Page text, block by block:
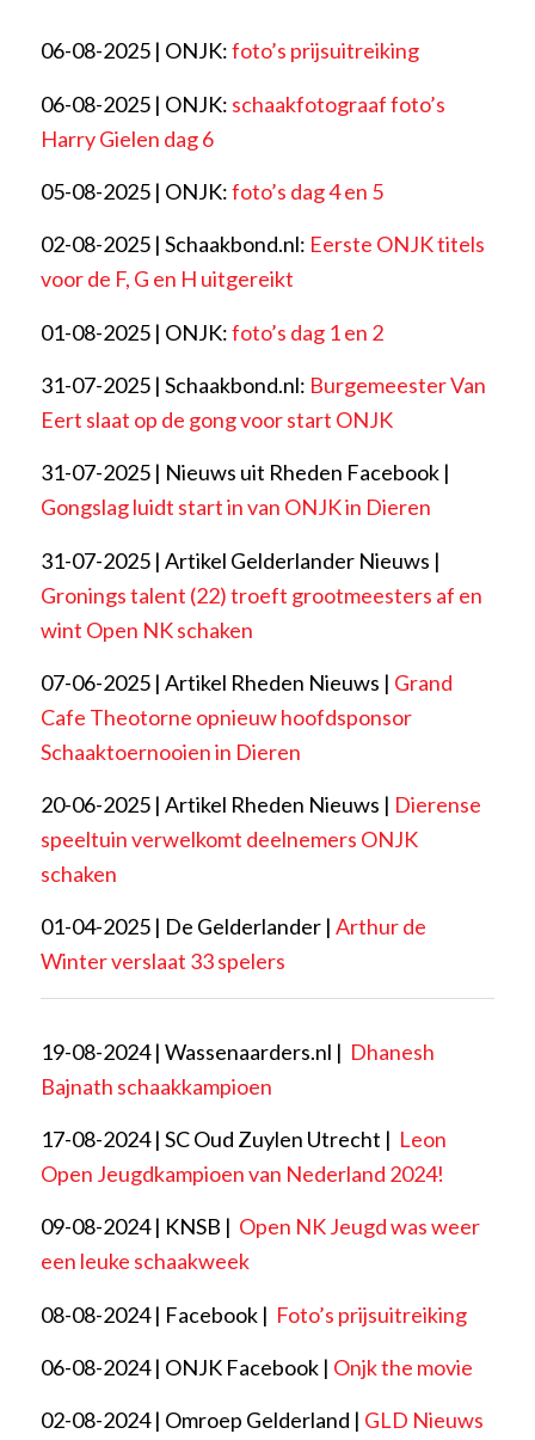
06-08-2025 | ONJK:foto’s prijsuitreiking
06-08-2025 | ONJK: schaakfotograaf foto’s
Harry Gielen dag 6
05-08-2025 | ONJK:foto’s dag 4 en 5
02-08-2025 | Schaakbond.nl: Eerste ONJK titels
voor de F, G en H uitgereikt
01-08-2025 | ONJK:foto’s dag 1 en 2
31-07-2025 | Schaakbond.nl: Burgemeester Van
Eert slaat op de gong voor start ONJK
31-07-2025 | Nieuws uit Rheden Facebook |
Gongslag luidt start in van ONJK in Dieren
31-07-2025 | Artikel Gelderlander Nieuws |
Gronings talent (22) troeft grootmeesters af en
wint Open NK schaken
07-06-2025 | Artikel Rheden Nieuws | Grand
Cafe Theotorne opnieuw hoofdsponsor
Schaaktoernooien in Dieren
20-06-2025 | Artikel Rheden Nieuws | Dierense
speeltuin verwelkomt deelnemers ONJK
schaken
01-04-2025 | De Gelderlander | Arthur de
Winter verslaat 33 spelers
19-08-2024 | Wassenaarders.nl | Dhanesh
Bajnath schaakkampioen
17-08-2024 | SC Oud Zuylen Utrecht | Leon
Open Jeugdkampioen van Nederland 2024!
09-08-2024 | KNSB | Open NK Jeugd was weer
een leuke schaakweek
08-08-2024 | Facebook | Foto’s prijsuitreiking
06-08-2024 | ONJK Facebook | Onjk the movie
02-08-2024 | Omroep Gelderland | GLD Nieuws